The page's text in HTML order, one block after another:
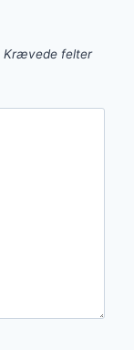
Krævede felter